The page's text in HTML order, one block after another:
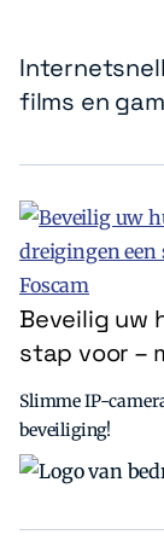
films en
Beveilig uw
stap voor –
Slimme IP-
beveiliging!